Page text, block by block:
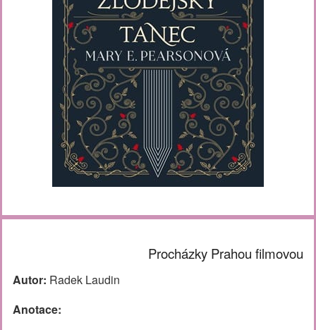
Procházky Prahou filmovou
Autor: Radek Laudin
Anotace: